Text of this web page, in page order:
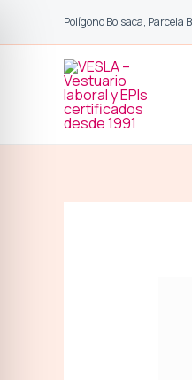
contenido
Polígono Boisaca, Parcela